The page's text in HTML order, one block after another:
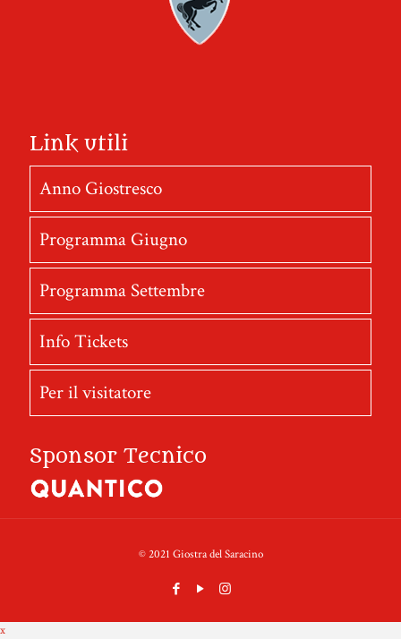
Link utili
Anno Giostresco
Programma Giugno
Programma Settembre
Info Tickets
Per il visitatore
Sponsor Tecnico
© 2021 Giostra del Saracino
x